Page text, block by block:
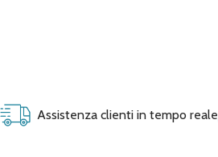
Assistenza clienti in tempo reale